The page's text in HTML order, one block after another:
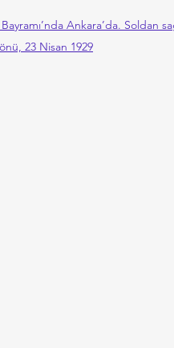
Ankara’da. Soldan
23 Nisan 1929